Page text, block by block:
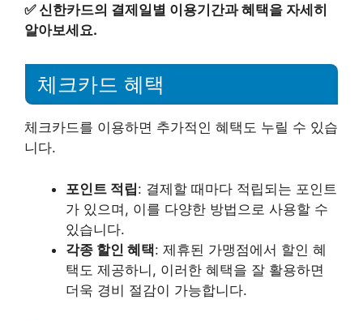
✅신한카드의 결제일별 이용기간과 혜택을 자세히
알아보세요.
체크카드 혜택
체크카드를 이용하면 추가적인 혜택도 누릴 수 있습
니다.
포인트 적립: 결제할 때마다 적립되는 포인트
가 있으며, 이를 다양한 방법으로 사용할 수
있습니다.
각종 할인 혜택: 제휴된 가맹점에서 할인 혜
택도 제공하니, 이러한 혜택을 잘 활용하면
더욱 경비 절감이 가능합니다.